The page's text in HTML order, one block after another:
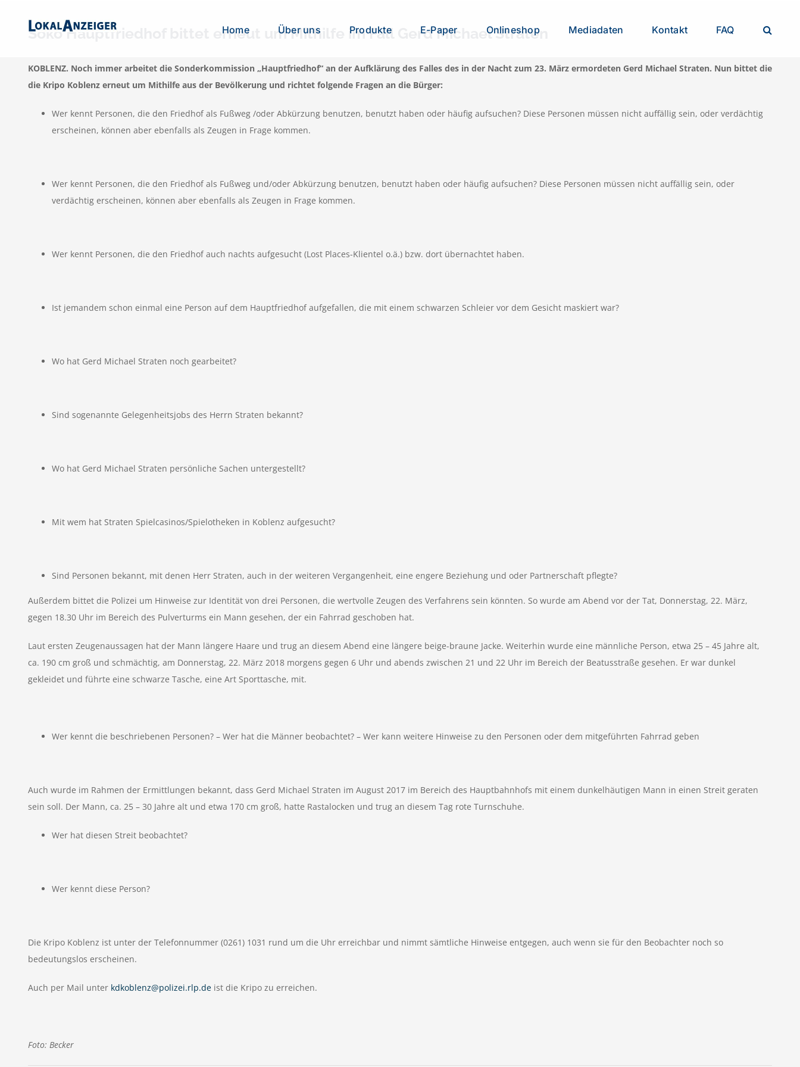
Home Über uns Produkte E-Paper Onlineshop Mediadaten Kontakt FAQ
Soko Hauptfriedhof bittet erneut um Mithilfe im Fall Gerd Michael Straten
KOBLENZ. Noch immer arbeitet die Sonderkommission „Hauptfriedhof“ an der Aufklärung des Falles des in der Nacht zum 23. März ermordeten Gerd Michael Straten. Nun bittet die
die Kripo Koblenz erneut um Mithilfe aus der Bevölkerung und richtet folgende Fragen an die Bürger:
Wer kennt Personen, die den Friedhof als Fußweg /oder Abkürzung benutzen, benutzt haben oder häufig aufsuchen? Diese Personen müssen nicht auffällig sein, oder verdächtig
erscheinen, können aber ebenfalls als Zeugen in Frage kommen.
Wer kennt Personen, die den Friedhof als Fußweg und/oder Abkürzung benutzen, benutzt haben oder häufig aufsuchen? Diese Personen müssen nicht auffällig sein, oder
verdächtig erscheinen, können aber ebenfalls als Zeugen in Frage kommen.
Wer kennt Personen, die den Friedhof auch nachts aufgesucht (Lost Places-Klientel o.ä.) bzw. dort übernachtet haben.
Ist jemandem schon einmal eine Person auf dem Hauptfriedhof aufgefallen, die mit einem schwarzen Schleier vor dem Gesicht maskiert war?
Wo hat Gerd Michael Straten noch gearbeitet?
Sind sogenannte Gelegenheitsjobs des Herrn Straten bekannt?
Wo hat Gerd Michael Straten persönliche Sachen untergestellt?
Mit wem hat Straten Spielcasinos/Spielotheken in Koblenz aufgesucht?
Sind Personen bekannt, mit denen Herr Straten, auch in der weiteren Vergangenheit, eine engere Beziehung und oder Partnerschaft pflegte?
Außerdem bittet die Polizei um Hinweise zur Identität von drei Personen, die wertvolle Zeugen des Verfahrens sein könnten. So wurde am Abend vor der Tat, Donnerstag, 22. März,
gegen 18.30 Uhr im Bereich des Pulverturms ein Mann gesehen, der ein Fahrrad geschoben hat.
Laut ersten Zeugenaussagen hat der Mann längere Haare und trug an diesem Abend eine längere beige-braune Jacke. Weiterhin wurde eine männliche Person, etwa 25 – 45 Jahre alt,
ca. 190 cm groß und schmächtig, am Donnerstag, 22. März 2018 morgens gegen 6 Uhr und abends zwischen 21 und 22 Uhr im Bereich der Beatusstraße gesehen. Er war dunkel
gekleidet und führte eine schwarze Tasche, eine Art Sporttasche, mit.
Wer kennt die beschriebenen Personen? – Wer hat die Männer beobachtet? – Wer kann weitere Hinweise zu den Personen oder dem mitgeführten Fahrrad geben
Auch wurde im Rahmen der Ermittlungen bekannt, dass Gerd Michael Straten im August 2017 im Bereich des Hauptbahnhofs mit einem dunkelhäutigen Mann in einen Streit geraten
sein soll. Der Mann, ca. 25 – 30 Jahre alt und etwa 170 cm groß, hatte Rastalocken und trug an diesem Tag rote Turnschuhe.
Wer hat diesen Streit beobachtet?
Wer kennt diese Person?
Die Kripo Koblenz ist unter der Telefonnummer (0261) 1031 rund um die Uhr erreichbar und nimmt sämtliche Hinweise entgegen, auch wenn sie für den Beobachter noch so
bedeutungslos erscheinen.
Auch per Mail unter kdkoblenz@polizei.rlp.de ist die Kripo zu erreichen.
Foto: Becker